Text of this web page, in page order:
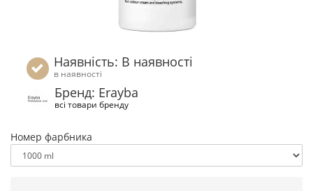
Наявність: В наявності
в наявності
Бренд: Erayba
всі товари бренду
Номер фарбника